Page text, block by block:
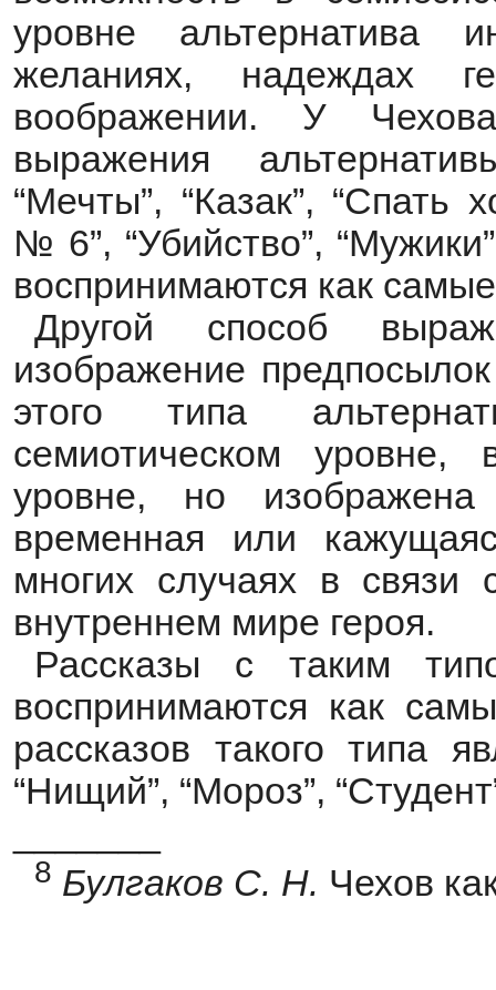
уровне альтернатива
желаниях, надеждах
воображении. У
выражения
“Мечты”, “Казак”, “Спать
№ 6”, “Убийство”,
воспринимаются как
Другой способ
изображение
этого типа
семиотическом
уровне, но
временная или
многих случаях в связи
внутреннем мире героя.
Рассказы с таким
воспринимаются как
рассказов такого типа
“Нищий”, “Мороз”,
8 Булгаков С. Н. Чехов